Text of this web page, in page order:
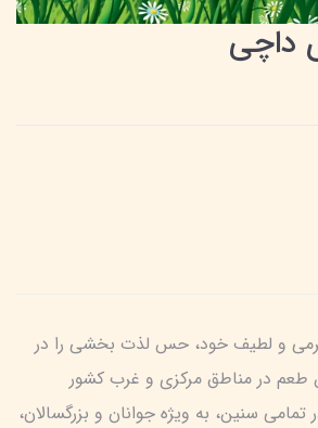
داچی
و لطیف خود، حس لذت بخشی را در
طعم در مناطق مرکزی و غرب کشور
تمامی سنین، به ویژه جوانان و بزرگسالان،